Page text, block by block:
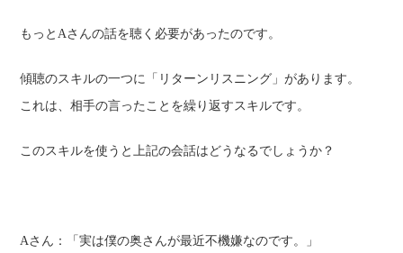
もっとAさんの話を聴く必要があったのです。
傾聴のスキルの一つに「リターンリスニング」があります。
これは、相手の言ったことを繰り返すスキルです。
このスキルを使うと上記の会話はどうなるでしょうか？
Aさん：「実は僕の奥さんが最近不機嫌なのです。」